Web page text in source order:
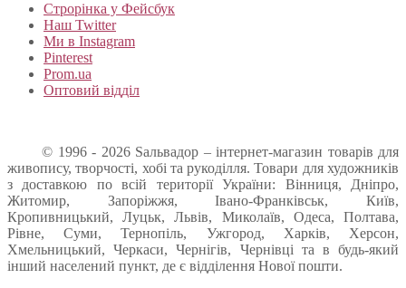
Строрінка у Фейсбук
Наш Twitter
Ми в Instagram
Pinterest
Prom.ua
Оптовий відділ
© 1996 - 2026 Sальвадор – інтернет-магазин товарів для
живопису, творчості, хобі та рукоділля. Товари для художників
з доставкою по всій території України: Вінниця, Дніпро,
Житомир, Запоріжжя, Івано-Франківськ, Київ,
Кропивницький, Луцьк, Львів, Миколаїв, Одеса, Полтава,
Рівне, Суми, Тернопіль, Ужгород, Харків, Херсон,
Хмельницький, Черкаси, Чернігів, Чернівці та в будь-який
інший населений пункт, де є відділення Нової пошти.